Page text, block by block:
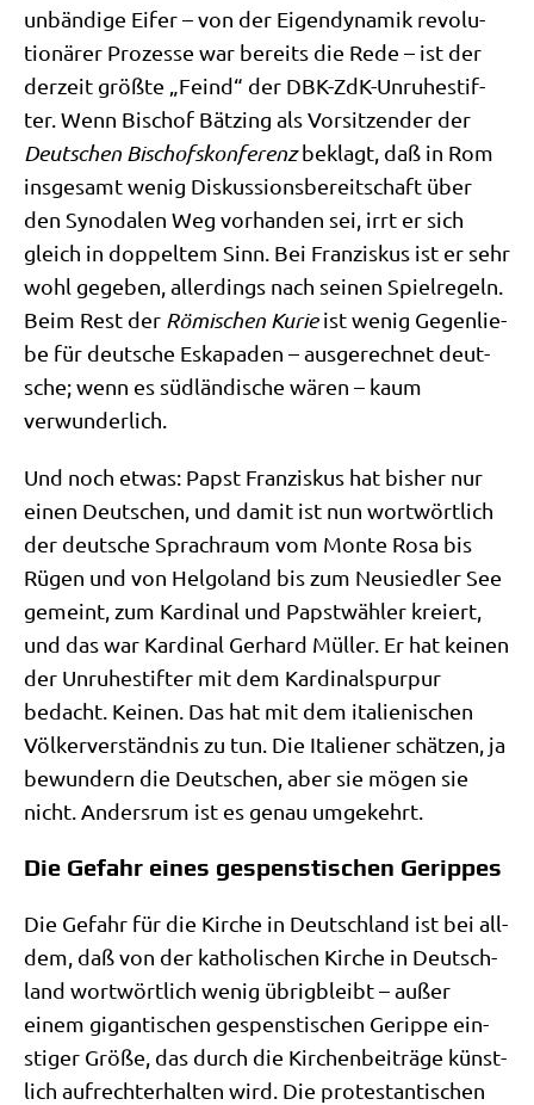
unbän­di­ge Eifer – von der Eigen­dy­na­mik revo­lu­
tio­nä­rer Pro­zes­se war bereits die Rede – ist der
der­zeit größ­te „Feind“ der DBK-ZdK-Unru­he­stif­
ter. Wenn Bischof Bät­zing als Vor­sit­zen­der der
Deut­schen Bischofs­kon­fe­renzbeklagt, daß in Rom
ins­ge­samt wenig Dis­kus­si­ons­be­reit­schaft über
den Syn­oda­len Weg vor­han­den sei, irrt er sich
gleich in dop­pel­tem Sinn. Bei Fran­zis­kus ist er sehr
wohl gege­ben, aller­dings nach sei­nen Spiel­re­geln.
Beim Rest der Römi­schen Kurieist wenig Gegen­lie­
be für deut­sche Eska­pa­den – aus­ge­rech­net deut­
sche; wenn es süd­län­di­sche wären – kaum
verwunderlich.
Und noch etwas: Papst Fran­zis­kus hat bis­her nur
einen Deut­schen, und damit ist nun wort­wört­lich
der deut­sche Sprach­raum vom Mon­te Rosa bis
Rügen und von Hel­go­land bis zum Neu­sied­ler See
gemeint, zum Kar­di­nal und Papst­wäh­ler kre­iert,
und das war Kar­di­nal Ger­hard Mül­ler. Er hat kei­nen
der Unru­he­stif­ter mit dem Kar­di­nals­pur­pur
bedacht. Kei­nen. Das hat mit dem ita­lie­ni­schen
Völ­ker­ver­ständ­nis zu tun. Die Ita­lie­ner schät­zen, ja
bewun­dern die Deut­schen, aber sie mögen sie
nicht. Anders­rum ist es genau umgekehrt.
Die Gefahr eines gespenstischen Gerippes
Die Gefahr für die Kir­che in Deutsch­land ist bei all­
dem, daß von der katho­li­schen Kir­che in Deutsch­
land wort­wört­lich wenig übrig­bleibt – außer
einem gigan­ti­schen gespen­sti­schen Gerip­pe ein­
sti­ger Grö­ße, das durch die Kir­chen­bei­trä­ge künst­
lich auf­recht­erhal­ten wird. Die pro­te­stan­ti­schen